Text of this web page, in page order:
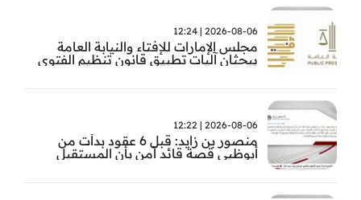
2026-08-06 | 12:24
مجلس الإمارات للإفتاء والنيابة العامة
يبحثان آليات تطبيق قانون تنظيم الفتوى
2026-08-06 | 12:22
منصور بن زايد: قبل 6 عقود بدأت من
أبوظبي قصة قائد آمن بأن المستقبل